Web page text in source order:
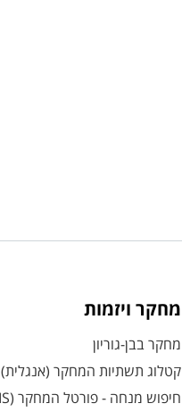
מחקר ויזמות
מחקר בבן-גוריון
קטלוג תשתיות המחקר (אנגלית)
חיפוש מנחה - פורטל המחקר (CRIS)